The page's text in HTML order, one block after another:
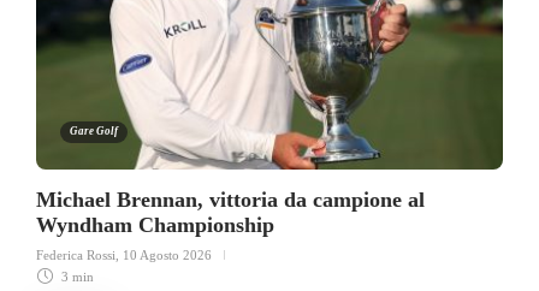
Gare Golf
Michael Brennan, vittoria da campione al
Wyndham Championship
Federica Rossi
10 Agosto 2026
3 min